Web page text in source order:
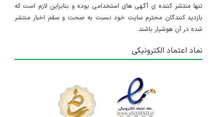
تنها منتشر کننده ی آگهی های استخدامی بوده و بنابراین لازم است که
بازدید کنندگان محترم سایت خود نسبت به صحت و سقم اخبار منتشر
شده در آن هوشیار باشند.
نماد اعتماد الکترونیکی